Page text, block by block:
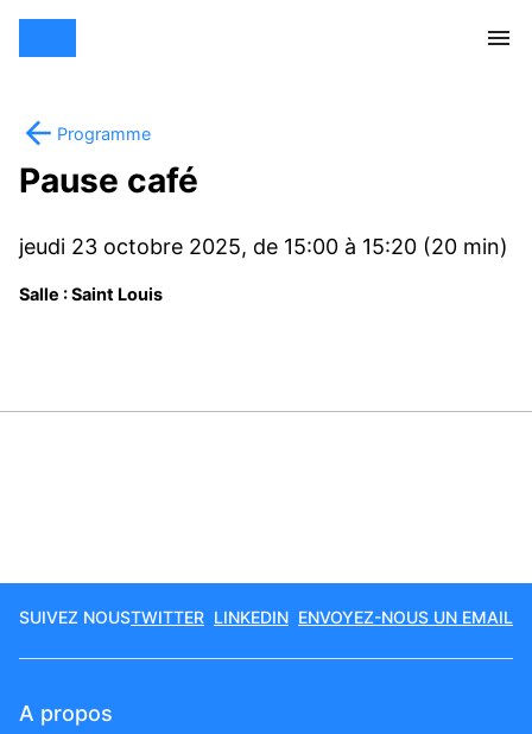
Programme
Pause café
jeudi 23 octobre 2025, de 15:00 à 15:20 (20 min)
Salle : Saint Louis
SUIVEZ NOUSTWITTER LINKEDIN ENVOYEZ-NOUS UN EMAIL
A propos